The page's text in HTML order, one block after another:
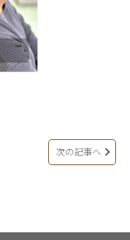
次の記事へ